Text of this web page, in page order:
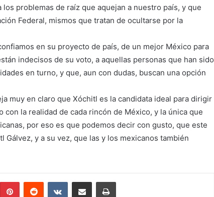
problemas de raíz que aquejan a nuestro país, y que
Federal, mismos que tratan de ocultarse por la
en su proyecto de país, de un mejor México para
indecisos de su voto, a aquellas personas que han sido
en turno, y que, aun con dudas, buscan una opción
muy en claro que Xóchitl es la candidata ideal para dirigir
la realidad de cada rincón de México, y la única que
por eso es que podemos decir con gusto, que este
y a su vez, que las y los mexicanos también
PinterestReddit VKontakteShare via Email Print